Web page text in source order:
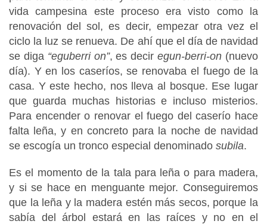
vida campesina este proceso era visto como la
renovación del sol, es decir, empezar otra vez el
ciclo la luz se renueva. De ahí que el día de navidad
se diga “eguberri on”, es deciregun-berri-on (nuevo
día). Y en los caseríos, se renovaba el fuego de la
casa. Y este hecho, nos lleva al bosque. Ese lugar
que guarda muchas historias e incluso misterios.
Para encender o renovar el fuego del caserío hace
falta leña, y en concreto para la noche de navidad
se escogía un tronco especial denominado subila.
Es el momento de la tala para leña o para madera,
y si se hace en menguante mejor. Conseguiremos
que la leña y la madera estén más secos, porque la
sabía del árbol estará en las raíces y no en el